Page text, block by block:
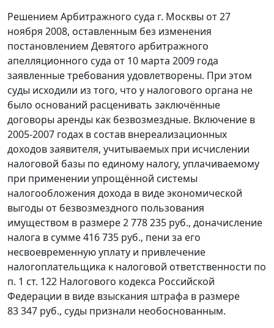
Решением Арбитражного суда г. Москвы от 27
ноября 2008, оставленным без изменения
постановлением Девятого арбитражного
апелляционного суда от 10 марта 2009 года
заявленные требования удовлетворены. При этом
суды исходили из того, что у налогового органа не
было оснований расценивать заключённые
договоры аренды как безвозмездные. Включение в
2005-2007 годах в состав внереализационных
доходов заявителя, учитываемых при исчислении
налоговой базы по единому налогу, уплачиваемому
при применении упрощённой системы
налогообложения дохода в виде экономической
выгоды от безвозмездного пользования
имуществом в размере 2 778 235 руб., доначисление
налога в сумме 416 735 руб., пени за его
несвоевременную уплату и привлечение
налогоплательщика к налоговой ответственности по
п. 1 ст. 122 Налогового кодекса Российской
Федерации в виде взыскания штрафа в размере
83 347 руб., суды признали необоснованным.